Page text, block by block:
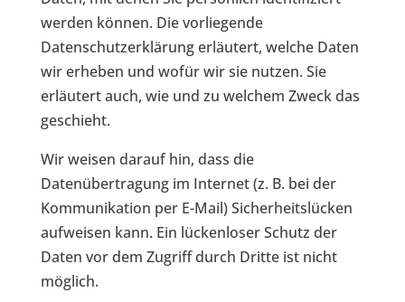
werden können. Die vorliegende
Datenschutzerklärung erläutert, welche Daten
wir erheben und wofür wir sie nutzen. Sie
erläutert auch, wie und zu welchem Zweck das
geschieht.
Wir weisen darauf hin, dass die
Datenübertragung im Internet (z. B. bei der
Kommunikation per E-Mail) Sicherheitslücken
aufweisen kann. Ein lückenloser Schutz der
Daten vor dem Zugriff durch Dritte ist nicht
möglich.